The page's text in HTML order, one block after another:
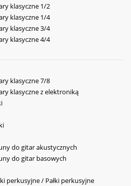
klasyczne 1/2
klasyczne 1/4
klasyczne 3/4
klasyczne 4/4
klasyczne 7/8
klasyczne z elektroniką
do gitar akustycznych
do gitar basowych
perkusyjne / Pałki perkusyjne